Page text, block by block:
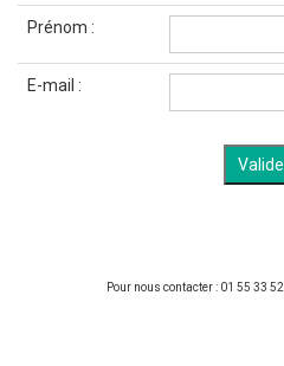
Prénom :
E-mail :
Pour nous contacter : 01 55 33